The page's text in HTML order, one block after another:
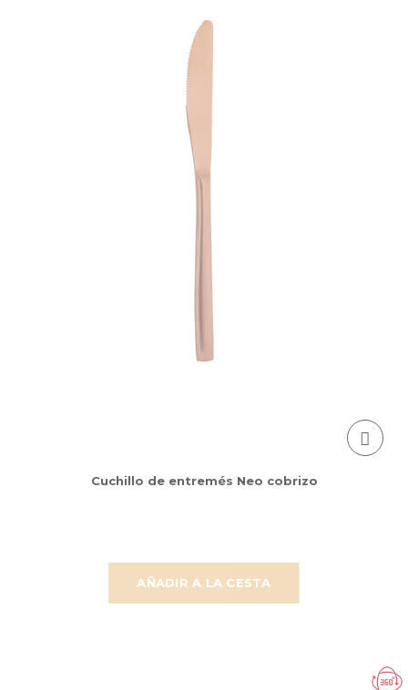
AÑADIR A LA CESTA
Cuchillo de entremés Neo cobrizo